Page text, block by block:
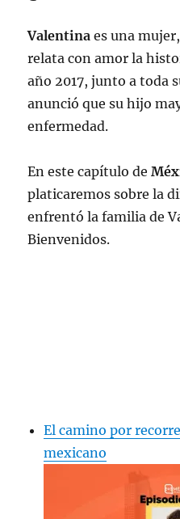
Valentina es una
relata con amor la
año 2017, junto a toda
anunció que su hijo
enfermedad.
En este capítulo de
platicaremos sobre la
enfrentó la familia de
Bienvenidos.
El camino por
mexicano